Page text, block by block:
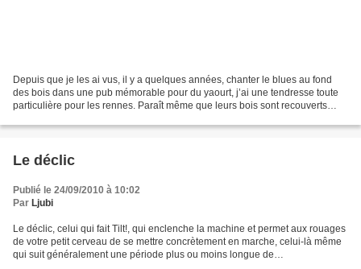
Depuis que je les ai vus, il y a quelques années, chanter le blues au fond
des bois dans une pub mémorable pour du yaourt, j’ai une tendresse toute
particulière pour les rennes. Paraît même que leurs bois sont recouverts
Le déclic
Publié le 24/09/2010 à 10:02
Par Ljubi
Le déclic, celui qui fait Tilt!, qui enclenche la machine et permet aux rouages
de votre petit cerveau de se mettre concrètement en marche, celui-là même
qui suit généralement une période plus ou moins longue de